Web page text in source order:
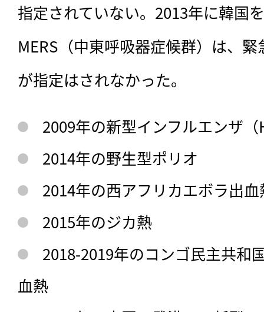
指定されていない。2013年に韓国
MERS（中東呼吸器症候群）は、
が指定はされなかった。
2009年の新型インフルエンザ
2014年の野生型ポリオ
2014年の西アフリカエボラ出血
2015年のジカ熱
2018-2019年のコンゴ民主共和
血熱